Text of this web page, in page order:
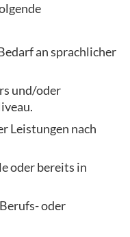
an sprachlicher
und/oder
Leistungen nach
oder bereits in
oder